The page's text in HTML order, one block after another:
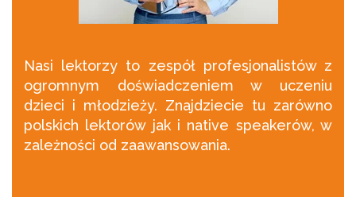
Nasi lektorzy to zespół profesjonalistów z
ogromnym doświadczeniem w uczeniu
dzieci i młodzieży. Znajdziecie tu zarówno
polskich lektorów jak i native speakerów, w
zależności od zaawansowania.